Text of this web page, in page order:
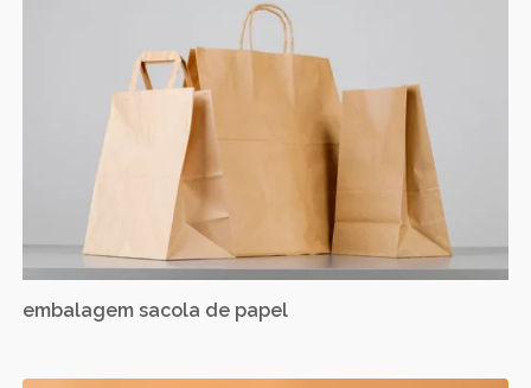
embalagem sacola de papel